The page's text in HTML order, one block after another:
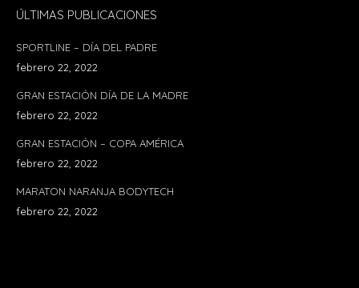
ÚLTIMAS PUBLICACIONES
SPORTLINE – DÍA DEL PADRE
febrero 22, 2022
GRAN ESTACIÓN DÍA DE LA MADRE
febrero 22, 2022
GRAN ESTACIÓN – COPA AMÉRICA
febrero 22, 2022
MARATON NARANJA BODYTECH
febrero 22, 2022